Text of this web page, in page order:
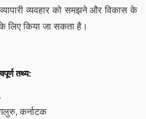
व्यापारी व्यवहार को समझने और विकास के
लिए किया जा सकता है।
तथ्य:
कर्नाटक